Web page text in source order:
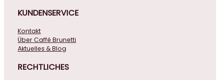
KUNDENSERVICE
Kontakt
Über Caffé Brunetti
Aktuelles & Blog
RECHTLICHES